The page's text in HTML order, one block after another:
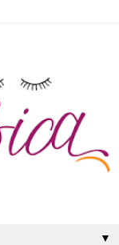
▼